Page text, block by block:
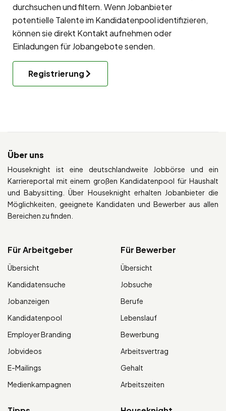
durchsuchen und filtern. Wenn Jobanbieter
potentielle Talente im Kandidatenpool identifizieren,
können sie direkt Kontakt aufnehmen oder
Einladungen für Jobangebote senden.
Registrierung
Über uns
Houseknight ist eine deutschlandweite Jobbörse und ein
Karriereportal mit einem großen Kandidatenpool für Haushalt
und Babysitting. Über Houseknight erhalten Jobanbieter die
Möglichkeiten, geeignete Kandidaten und Bewerber aus allen
Bereichen zu finden.
Für Arbeitgeber
Übersicht
Kandidatensuche
Jobanzeigen
Kandidatenpool
Employer Branding
Jobvideos
E-Mailings
Medienkampagnen
Für Bewerber
Übersicht
Jobsuche
Berufe
Lebenslauf
Bewerbung
Arbeitsvertrag
Gehalt
Arbeitszeiten